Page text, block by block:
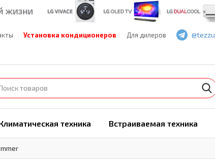
Установка кондиционеров Для дилеров
техника Встраиваемая техника